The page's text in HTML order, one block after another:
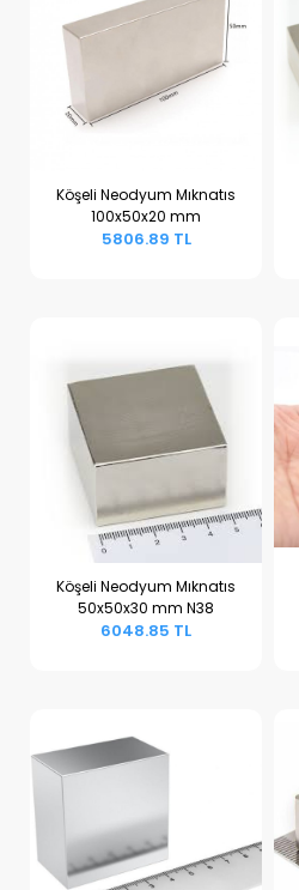
Sepete Ekle
Köşeli Neodyum Mıknatıs
100x50x20 mm
5806.89 TL
Sepete Ekle
Köşeli Neodyum Mıknatıs
50x50x30 mm N38
6048.85 TL